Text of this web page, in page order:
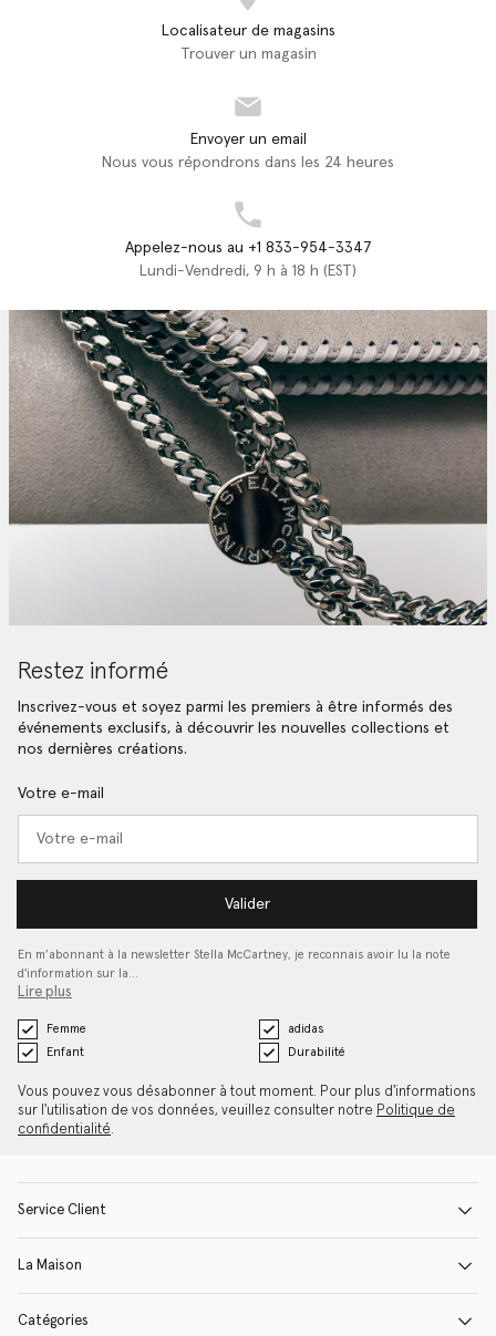
Localisateur de magasins
Trouver un magasin
Envoyer un email
Nous vous répondrons dans les 24 heures
Appelez-nous au +1 833-954-3347
Lundi-Vendredi, 9 h à 18 h (EST)
Restez informé
Inscrivez-vous et soyez parmi les premiers à être informés des
événements exclusifs, à découvrir les nouvelles collections et
nos dernières créations.
Votre e-mail
Valider
En m’abonnant à la newsletter Stella McCartney, je reconnais avoir lu la note
d'information sur la…
Lire plus
Femme
adidas
Enfant
Durabilité
Vous pouvez vous désabonner à tout moment. Pour plus d'informations
sur l'utilisation de vos données, veuillez consulter notre Politique de
confidentialité.
Service Client
La Maison
Catégories